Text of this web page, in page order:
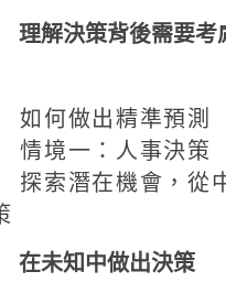
理解決策背後需要考
何做出精準預測
境一：人事決策
索潛在機會，從
在未知中做出決策